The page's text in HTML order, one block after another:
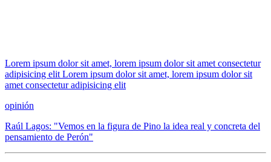
Lorem ipsum dolor sit amet, lorem ipsum dolor sit amet consectetur
adipisicing elit Lorem ipsum dolor sit amet, lorem ipsum dolor sit
amet consectetur adipisicing elit
opinión
Raúl Lagos: "Vemos en la figura de Pino la idea real y concreta del
pensamiento de Perón"